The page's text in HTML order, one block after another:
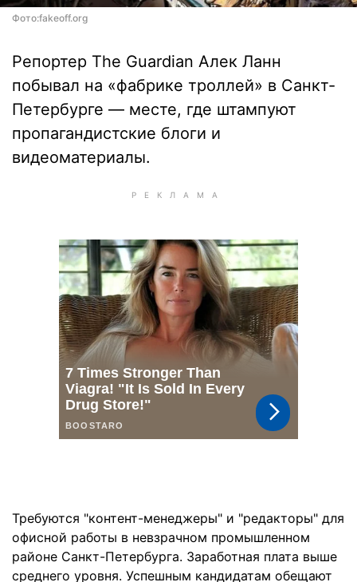
Фото:fakeoff.org
Репортер The Guardian Алек Ланн
побывал на «фабрике троллей» в Санкт-
Петербурге — месте, где штампуют
пропагандистские блоги и
видеоматериалы.
Требуются "контент-менеджеры" и "редакторы" для
офисной работы в невзрачном промышленном
районе Санкт-Петербурга. Заработная плата выше
среднего уровня. Успешным кандидатам обещают